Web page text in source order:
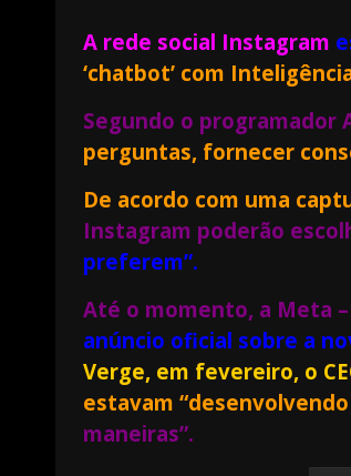
A rede social Instagram
‘chatbot’ com
Segundo o programador
perguntas, fornecer
De acordo com uma
Instagram poderão
preferem”.
Até o momento, a Meta
anúncio oficial sobre a
Verge, em fevereiro, o
estavam
maneiras”.